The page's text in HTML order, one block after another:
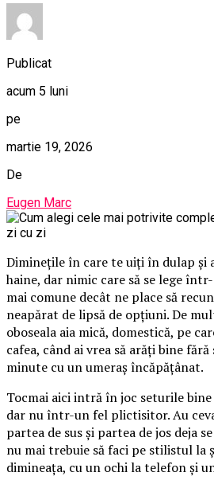
Publicat
acum 5 luni
pe
martie 19, 2026
De
Eugen Marc
Diminețile în care te uiți în dulap și
haine, dar nimic care să se lege
mai comune decât ne place să
neapărat de lipsă de opțiuni. De
oboseala aia mică, domestică, pe
cafea, când ai vrea să arăți bine fără
minute cu un umeraș încăpățânat.
Tocmai aici intră în joc seturile
dar nu într-un fel plictisitor. Au
partea de sus și partea de jos deja
nu mai trebuie să faci pe stilistul la
dimineața, cu un ochi la telefon și